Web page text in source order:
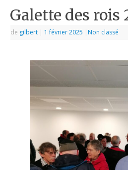
Galette des rois
de gilbert | 1 février 2025 | Non classé